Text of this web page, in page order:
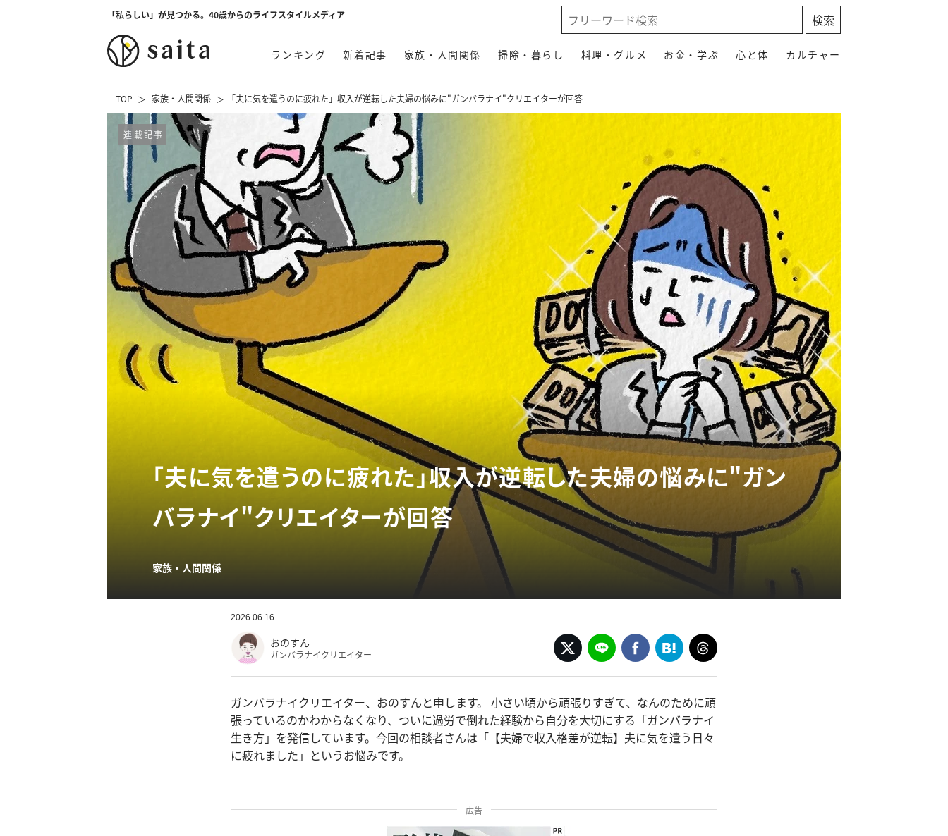
「私らしい」が見つかる。40歳からのライフスタイルメディア
ランキング 新着記事 家族・人間関係 掃除・暮らし 料理・グルメ お金・学ぶ 心と体 カルチャー
TOP 家族・人間関係 「夫に気を遣うのに疲れた」収入が逆転した夫婦の悩みに"ガンバラナイ"クリエイターが回答
連載記事
「夫に気を遣うのに疲れた」収入が逆転した夫婦の悩みに"ガン
バラナイ"クリエイターが回答
家族・人間関係
2026.06.16
おのすん
ガンバラナイクリエイター
ガンバラナイクリエイター、おのすんと申します。 小さい頃から頑張りすぎて、なんのために頑
張っているのかわからなくなり、ついに過労で倒れた経験から自分を大切にする「ガンバラナイ
生き方」を発信しています。今回の相談者さんは「【夫婦で収入格差が逆転】夫に気を遣う日々
に疲れました」というお悩みです。
広告